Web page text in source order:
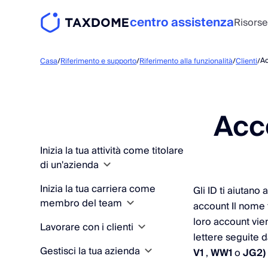
centro assistenzaRisorse
Casa/Riferimento e supporto/Riferimento alla funzionalità/Clienti/
Inizia la tua attività come titolare
di un'azienda
Concetti fondamentali e
struttura aziendale
Orientarsi TaxDome
Modalità di accesso
Ottieni il tuo primo flusso di
Inizia la tua carriera come
membro del team
Concetti fondamentali e
Lavorare con i clienti
Aggiungi e organizza i
Gestisci la tua azienda
Gli ID ti aiutano
account Il
loro account
lettere seguite
V1,WW1oJG2)